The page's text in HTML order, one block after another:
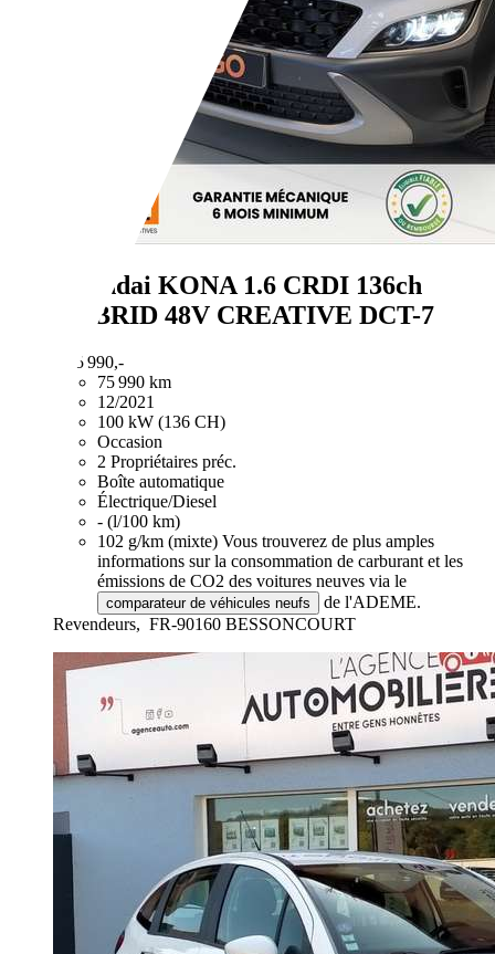
Hyundai KONA 1.6 CRDI 136ch
HYBRID 48V CREATIVE DCT-7
€ 15 990,-
75 990 km
12/2021
100 kW (136 CH)
Occasion
2 Propriétaires préc.
Boîte automatique
Électrique/Diesel
- (l/100 km)
102 g/km (mixte) Vous trouverez de plus amples
informations sur la consommation de carburant et les
émissions de CO2 des voitures neuves via le
comparateur de véhicules neufs
de l'ADEME.
Revendeurs, FR-90160 BESSONCOURT